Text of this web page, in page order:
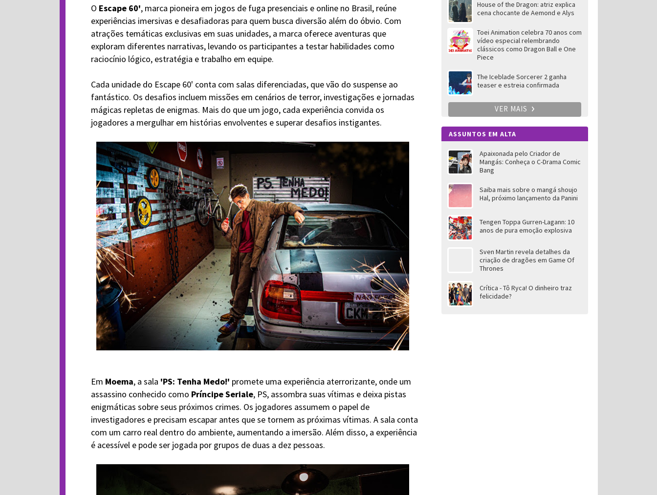
O Escape 60', marca pioneira em jogos de fuga presenciais e online no Brasil, reúne
experiências imersivas e desafiadoras para quem busca diversão além do óbvio. Com
atrações temáticas exclusivas em suas unidades, a marca oferece aventuras que
exploram diferentes narrativas, levando os participantes a testar habilidades como
raciocínio lógico, estratégia e trabalho em equipe.
Cada unidade do Escape 60' conta com salas diferenciadas, que vão do suspense ao
fantástico. Os desafios incluem missões em cenários de terror, investigações e jornadas
mágicas repletas de enigmas. Mais do que um jogo, cada experiência convida os
jogadores a mergulhar em histórias envolventes e superar desafios instigantes.
Em Moema, a sala 'PS: Tenha Medo!' promete uma experiência aterrorizante, onde um
assassino conhecido como Príncipe Seriale, PS, assombra suas vítimas e deixa pistas
enigmáticas sobre seus próximos crimes. Os jogadores assumem o papel de
investigadores e precisam escapar antes que se tornem as próximas vítimas. A sala conta
com um carro real dentro do ambiente, aumentando a imersão. Além disso, a experiência
é acessível e pode ser jogada por grupos de duas a dez pessoas.
House of the Dragon: atriz explica
cena chocante de Aemond e Alys
Toei Animation celebra 70 anos com
vídeo especial relembrando
clássicos como Dragon Ball e One
Piece
The Iceblade Sorcerer 2 ganha
teaser e estreia confirmada
VER MAIS
ASSUNTOS EM ALTA
Apaixonada pelo Criador de
Mangás: Conheça o C-Drama Comic
Bang
Saiba mais sobre o mangá shoujo
Hal, próximo lançamento da Panini
Tengen Toppa Gurren-Lagann: 10
anos de pura emoção explosiva
Sven Martin revela detalhes da
criação de dragões em Game Of
Thrones
Crítica - Tô Ryca! O dinheiro traz
felicidade?